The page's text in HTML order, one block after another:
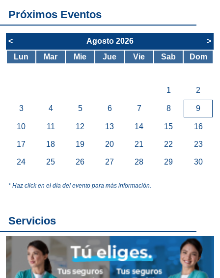
Próximos Eventos
< Agosto 2026
>
Lun
Mar Mie Jue Vie Sab Dom
1 2
3 4 5 6 7 8 9
10 11 12 13 14 15 16
17 18 19 20 21 22 23
24 25 26 27 28 29 30
* Haz click en el día del evento para más información.
Servicios